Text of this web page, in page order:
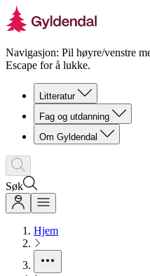
Navigasjon: Pil høyre/venstre
Escape for å lukke.
Litteratur
Fag og utdanning
Om Gyldendal
Søk
Hjem